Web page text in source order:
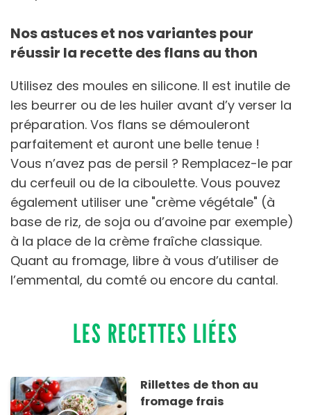
Nos astuces et nos variantes pour
réussir la recette des flans au thon
Utilisez des moules en silicone. Il est inutile de
les beurrer ou de les huiler avant d’y verser la
préparation. Vos flans se démouleront
parfaitement et auront une belle tenue !
Vous n’avez pas de persil ? Remplacez-le par
du cerfeuil ou de la ciboulette. Vous pouvez
également utiliser une "crème végétale" (à
base de riz, de soja ou d’avoine par exemple)
à la place de la crème fraîche classique.
Quant au fromage, libre à vous d’utiliser de
l’emmental, du comté ou encore du cantal.
LES RECETTES LIÉES
Rillettes de thon au
fromage frais